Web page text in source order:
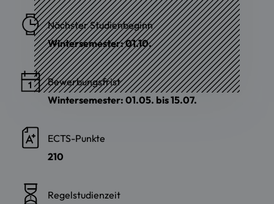
Nächster Studienbeginn
Wintersemester: 01.10.
Bewerbungsfrist
Wintersemester: 01.05. bis 15.07.
ECTS-Punkte
210
Regelstudienzeit